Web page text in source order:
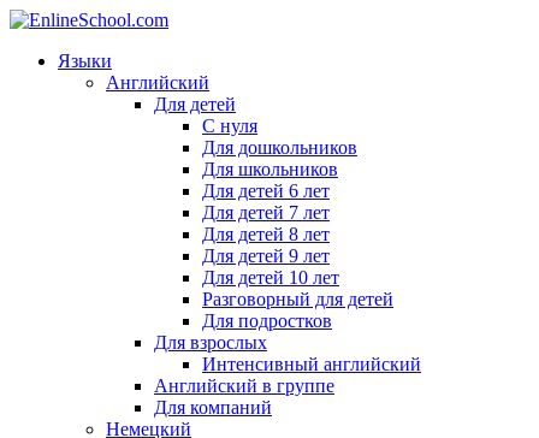
Языки
Английский
Для детей
С нуля
Для дошкольников
Для школьников
Для детей 6 лет
Для детей 7 лет
Для детей 8 лет
Для детей 9 лет
Для детей 10 лет
Разговорный для детей
Для подростков
Для взрослых
Интенсивный английский
Английский в группе
Для компаний
Немецкий